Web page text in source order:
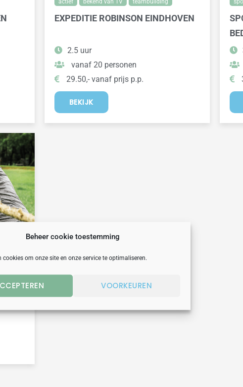
Beheer cookie toestemming
cookies om onze site en onze service te optimaliseren.
VOORKEUREN
actief bekend van TV teambuilding
EXPEDITIE ROBINSON EINDHOVEN
2.5 uur
vanaf 20 personen
29.50,- vanaf prijs p.p.
BEKIJK